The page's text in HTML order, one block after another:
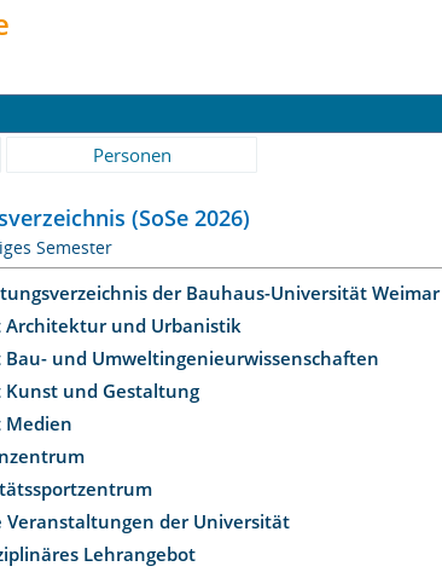
Personen
(SoSe 2026)
Semester
der Bauhaus-Universität Weimar
Architektur und Urbanistik
und Umweltingenieurwissenschaften
Kunst und Gestaltung
Medien
Veranstaltungen der Universität
Lehrangebot